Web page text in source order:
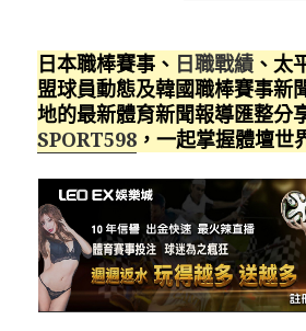
日本職棒賽事、 日職戰績 、太
盟球員動態及韓國職棒賽事新
地的最新體育新聞報導匯整分
SPORT598 ，一起掌握體壇世